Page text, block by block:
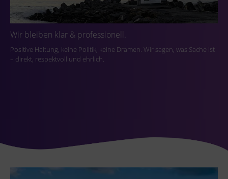
Wir bleiben klar & professionell.
Positive Haltung, keine Politik, keine Dramen. Wir sagen, was Sache ist
– direkt, respektvoll und ehrlich.